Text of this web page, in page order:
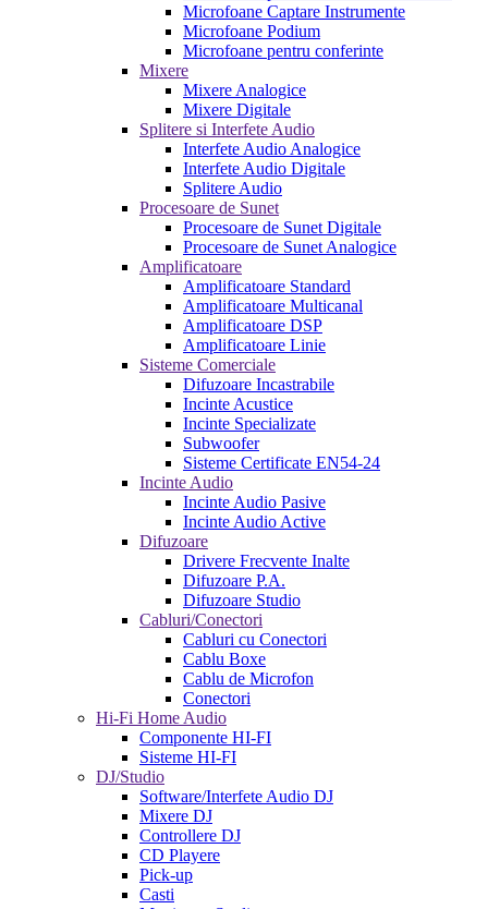
Microfoane Captare Instrumente
Microfoane Podium
Microfoane pentru conferinte
Mixere
Mixere Analogice
Mixere Digitale
Splitere si Interfete Audio
Interfete Audio Analogice
Interfete Audio Digitale
Splitere Audio
Procesoare de Sunet
Procesoare de Sunet Digitale
Procesoare de Sunet Analogice
Amplificatoare
Amplificatoare Standard
Amplificatoare Multicanal
Amplificatoare DSP
Amplificatoare Linie
Sisteme Comerciale
Difuzoare Incastrabile
Incinte Acustice
Incinte Specializate
Subwoofer
Sisteme Certificate EN54-24
Incinte Audio
Incinte Audio Pasive
Incinte Audio Active
Difuzoare
Drivere Frecvente Inalte
Difuzoare P.A.
Difuzoare Studio
Cabluri/Conectori
Cabluri cu Conectori
Cablu Boxe
Cablu de Microfon
Conectori
Hi-Fi Home Audio
Componente HI-FI
Sisteme HI-FI
DJ/Studio
Software/Interfete Audio DJ
Mixere DJ
Controllere DJ
CD Playere
Pick-up
Casti